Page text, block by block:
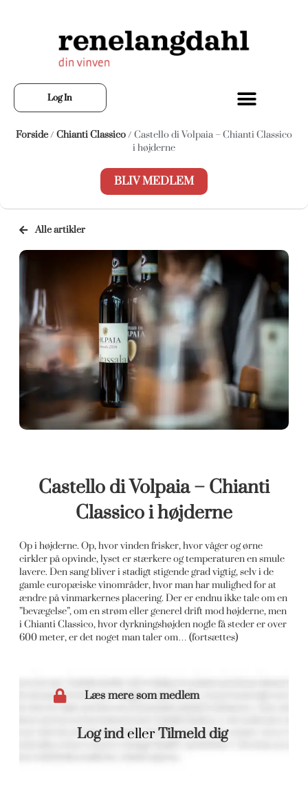
Log In
Forside/ Chianti Classico/ Castello di Volpaia – Chianti Classico
i højderne
BLIV MEDLEM
Alle artikler
Castello di Volpaia – Chianti
Classico i højderne
Op i højderne. Op, hvor vinden frisker, hvor våger og ørne
cirkler på opvinde, lyset er stærkere og temperaturen en smule
lavere. Den sang bliver i stadigt stigende grad vigtig, selv i de
gamle europæiske vinområder, hvor man har mulighed for at
ændre på vinmarkernes placering. Der er endnu ikke tale om en
”bevægelse”, om en strøm eller generel drift mod højderne, men
i Chianti Classico, hvor dyrkningshøjden nogle få steder er over
600 meter, er det noget man taler om… (fortsættes)
Læs mere som medlem
Log indellerTilmeld dig